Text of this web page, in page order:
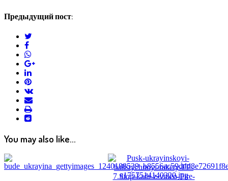
Предыдущий пост:
facebook
google+
linkedin
pinterest
vkontakte
email
print
reddit
reddit
You may also like...